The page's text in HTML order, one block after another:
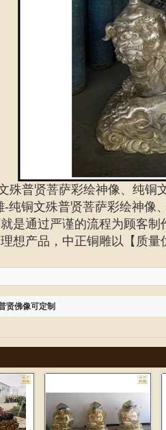
殊普贤菩萨彩绘神像、纯铜
-纯铜文殊普贤菩萨彩绘神像、
就是通过严谨的流程为顾客
想产品，中正铜雕以【质
贤佛像可定制